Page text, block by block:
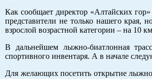
Как сообщает директор «Алтайских
представители не только нашего
взрослой возрастной категории – на 10
В дальнейшем лыжно-биатлонная
спортивного инвентаря. А в начале
Для желающих посетить открытие